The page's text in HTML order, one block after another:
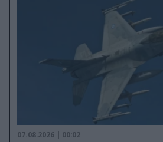
07.08.2026 | 00:02